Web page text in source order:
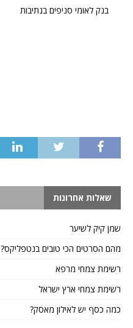
בנק לאומי סניפים בנתיבות
שאלות אחרונות
שמן קיק לשיער
מהם הסרטים הכי טובים בנטפליקס?
רשימת צמחי מרפא
רשימת צמחי ארץ ישראל
כמה כסף יש לאילון מאסק?